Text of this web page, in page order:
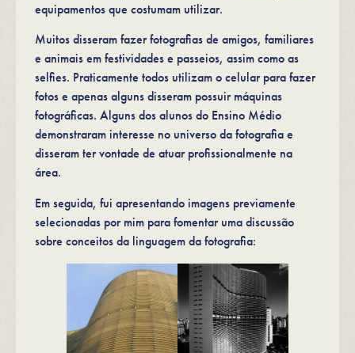
equipamentos que costumam utilizar.
Muitos disseram fazer fotografias de amigos, familiares
e animais em festividades e passeios, assim como as
selfies. Praticamente todos utilizam o celular para fazer
fotos e apenas alguns disseram possuir máquinas
fotográficas. Alguns dos alunos do Ensino Médio
demonstraram interesse no universo da fotografia e
disseram ter vontade de atuar profissionalmente na
área.
Em seguida, fui apresentando imagens previamente
selecionadas por mim para fomentar uma discussão
sobre conceitos da linguagem da fotografia: